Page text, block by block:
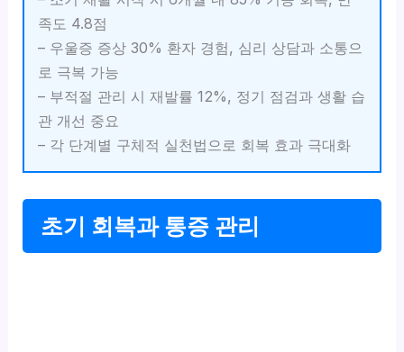
족도 4.8점
– 우울증 증상 30% 환자 경험, 심리 상담과 소통으
로 극복 가능
– 부적절 관리 시 재발률 12%, 정기 점검과 생활 습
관 개선 중요
– 각 단계별 구체적 실천법으로 회복 효과 극대화
초기 회복과 통증 관리